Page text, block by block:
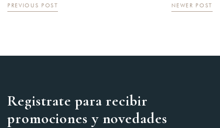
PREVIOUS POST NEWER POST
Registrate para recibir
promociones y novedades